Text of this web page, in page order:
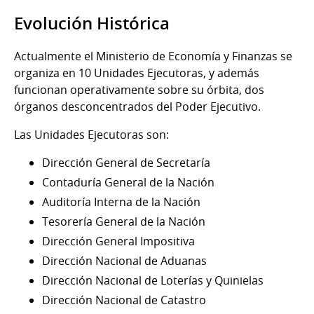
Evolución Histórica
Actualmente el Ministerio de Economía y Finanzas se
organiza en 10 Unidades Ejecutoras, y además
funcionan operativamente sobre su órbita, dos
órganos desconcentrados del Poder Ejecutivo.
Las Unidades Ejecutoras son:
Dirección General de Secretaría
Contaduría General de la Nación
Auditoría Interna de la Nación
Tesorería General de la Nación
Dirección General Impositiva
Dirección Nacional de Aduanas
Dirección Nacional de Loterías y Quinielas
Dirección Nacional de Catastro